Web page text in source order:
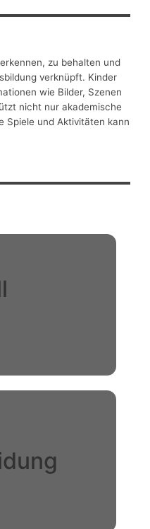
zu behalten und
verknüpft. Kinder
wie Bilder, Szenen
nicht nur akademische
Spiele und Aktivitäten kann